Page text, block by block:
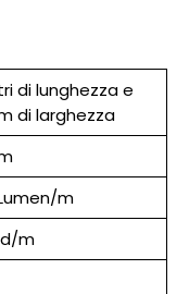
di lunghezza e
di larghezza
m
m